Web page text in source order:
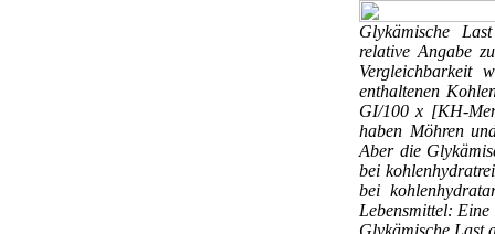
Glykämische
relative Angabe
enthaltenen
GI/100 x [KH-
haben Möhren
Aber die
bei
bei
Lebensmittel:
Glykämische Last